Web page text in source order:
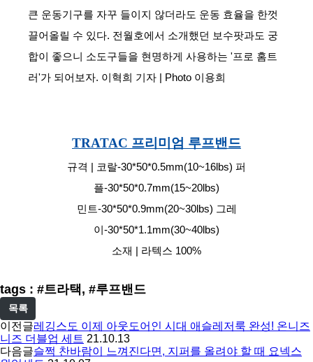
큰 운동기구를 자꾸 들이지 않더라도 운동 효율을 한껏
끌어올릴 수 있다. 전월호에서 소개했던 보수팟과도 궁
합이 좋으니 소도구들을 현명하게 사용하는 '프로 홈트
러'가 되어보자. 이혁희 기자 | Photo 이용희
TRATAC 프리미엄 루프밴드
규격 | 코랄-30*50*0.5mm(10~16lbs) 퍼
플-30*50*0.7mm(15~20lbs)
민트-30*50*0.9mm(20~30lbs) 그레
이-30*50*1.1mm(30~40lbs)
소재 | 라텍스 100%
tags : #트라택, #루프밴드
목록
이전글레깅스도 이제 아웃도어인 시대 애슬레저룩 완성! 온니즈
니즈 더블업 세트 21.10.13
다음글슬쩍 찬바람이 느껴진다면, 지퍼를 올려야 할 때 요넥스